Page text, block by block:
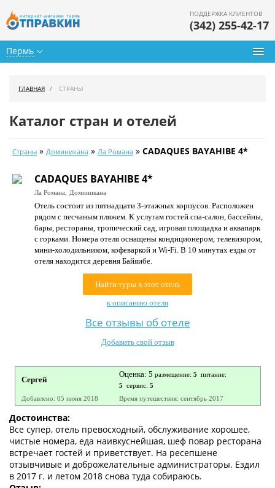
Пермь
ПОДДЕРЖКА КЛИЕНТОВ
(342) 255-42-17
Календарь туров
Цены дня
Страны
Как купить
О нас
ГЛАВНАЯ СТРАНЫ
Каталог стран и отелей
Страны » Доминикана » Ла Романа » CADAQUES BAYAHIBE 4*
CADAQUES BAYAHIBE 4*
Ла Романа, Доминикана
Отель состоит из пятнадцати 3-этажных корпусов. Расположен
рядом с песчаным пляжем. К услугам гостей спа-салон, бассейны,
бары, рестораны, тропический сад, игровая площадка и аквапарк
с горками. Номера отеля оснащены кондиционером, телевизором,
мини-холодильником, кофеваркой и Wi-Fi. В 10 минутах езды от
отеля находится деревня Байяибе.
Найти туры в этот отель
к описанию отеля
Все отзывы об отеле
Добавить свой отзыв
Сергей
Оценка: 5 размещение: 5 питание:
5 сервис: 5
Добавлено: 05 июня 2018
Время путешествия: сентябрь 2017
Достоинства:
Все супер, отель превосходный, обслуживание хорошее,
чистые номера, еда наивкуснейшая, шеф повар ресторана
встречает гостей и приветствует. На ресепшене
отзывчивые и доброжелательные администраторы. Ездил
в 2017 г. и летом 2018 снова туда собираюсь.